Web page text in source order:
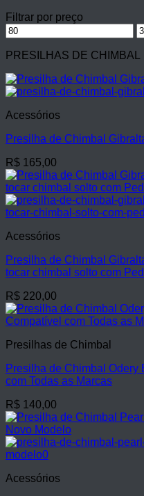
Filtrar por preço
Preço
mínimo
PRESILHAS DE CHIMBAL
Acessórios
Presilha de Chimbal
R$ 165,00
Acessórios
Presilha de Chimbal
tocar chimbal solto com
R$ 220,00
Presilhas de Chimbal
Presilha de Chimbal Odery
com Todas as Marcas
R$ 140,00
Acessórios